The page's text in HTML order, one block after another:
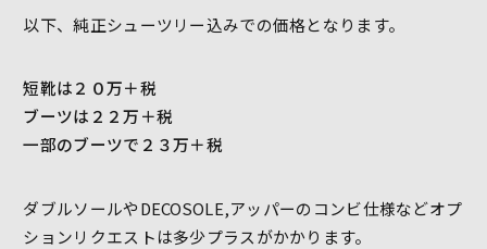
以下、純正シューツリー込みでの価格となります。
短靴は２０万＋税
ブーツは２２万＋税
一部のブーツで２３万＋税
ダブルソールやDECOSOLE,アッパーのコンビ仕様などオプ
ションリクエストは多少プラスがかかります。